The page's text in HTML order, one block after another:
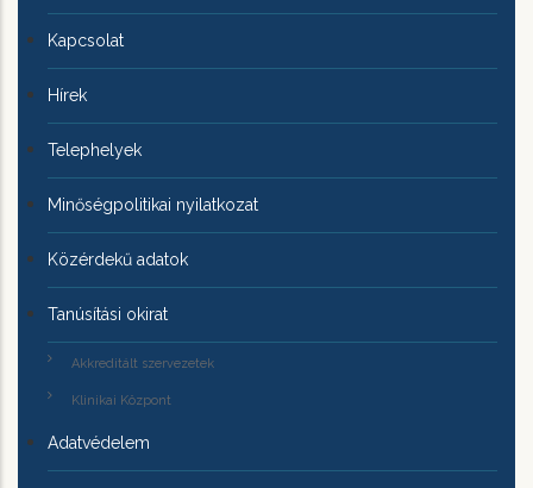
Kapcsolat
Hírek
Telephelyek
Minőségpolitikai nyilatkozat
Közérdekű adatok
Tanúsítási okirat
Akkreditált szervezetek
Klinikai Központ
Adatvédelem